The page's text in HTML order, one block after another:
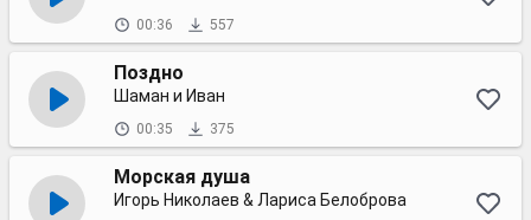
00:36 557
Поздно
Шаман и Иван
00:35 375
Морская душа
Игорь Николаев & Лариса Белоброва